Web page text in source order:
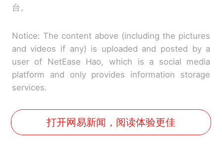
台。
Notice: The content above (including the pictures
and videos if any) is uploaded and posted by a
user of NetEase Hao, which is a social media
platform and only provides information storage
services.
打开网易新闻，阅读体验更佳